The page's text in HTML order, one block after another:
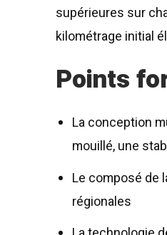
supérieures sur
kilométrage initial
Points
La conception
mouillé, une
Le composé de
régionales